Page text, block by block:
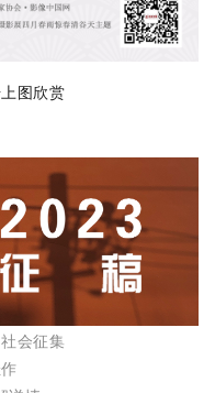
图欣赏
会征集